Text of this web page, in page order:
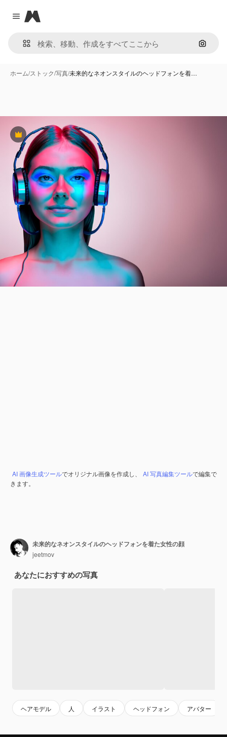
Close menu
Magnific
画像で
ホーム/ストック/写真/未来的なネオンスタイルのヘッドフォンを着…
Premium
AI 画像生成ツールでオリジナル画像を作成し、 AI 写真編集ツールで編集で
きます。
未来的なネオンスタイルのヘッドフォンを着た女性の顔
jeetmov
あなたにおすすめの写真
ヘアモデル 人 イラスト ヘッドフォン アバター